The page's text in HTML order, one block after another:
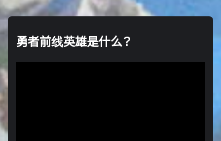
勇者前线英雄是什么？